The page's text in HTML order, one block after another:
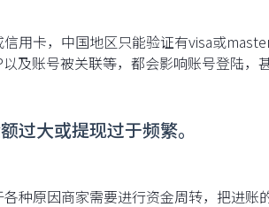
用卡，中国地区只能验证有visa或
及账号被关联等，都会影响账号登陆，
过大或提现过于频繁。
种原因商家需要进行资金周转，把进